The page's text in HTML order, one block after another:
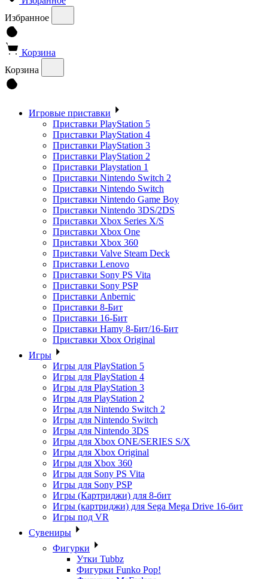
Избранное
Корзина
Корзина
Игровые приставки
Приставки PlayStation 5
Приставки PlayStation 4
Приставки PlayStation 3
Приставки PlayStation 2
Приставки Playstation 1
Приставки Nintendo Switch 2
Приставки Nintendo Switch
Приставки Nintendo Game Boy
Приставки Nintendo 3DS/2DS
Приставки Xbox Series X/S
Приставки Xbox One
Приставки Xbox 360
Приставки Valve Steam Deck
Приставки Lenovo
Приставки Sony PS Vita
Приставки Sony PSP
Приставки Anbernic
Приставки 8-Бит
Приставки 16-Бит
Приставки Hamy 8-Бит/16-Бит
Приставки Xbox Original
Игры
Игры для PlayStation 5
Игры для PlayStation 4
Игры для PlayStation 3
Игры для PlayStation 2
Игры для Nintendo Switch 2
Игры для Nintendo Switch
Игры для Nintendo 3DS
Игры для Xbox ONE/SERIES S/X
Игры для Xbox Original
Игры для Xbox 360
Игры для Sony PS Vita
Игры для Sony PSP
Игры (Картриджи) для 8-бит
Игры (картриджи) для Sega Mega Drive 16-бит
Игры под VR
Сувениры
Фигурки
Утки Tubbz
Фигурки Funko Pop!